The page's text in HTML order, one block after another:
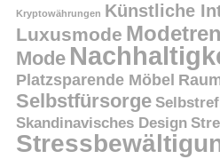
Kryptowährungen Künstliche
Luxusmode
Mode
Platzsparende Möbel
Selbstfürsorge
Skandinavisches Design